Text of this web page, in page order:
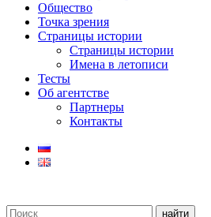
Общество
Точка зрения
Страницы истории
Страницы истории
Имена в летописи
Тесты
Об агентстве
Партнеры
Контакты